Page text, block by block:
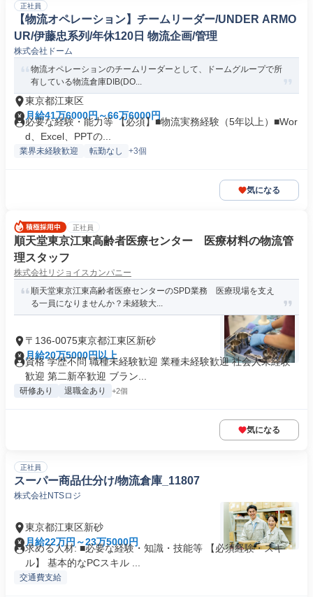
正社員
【物流オペレーション】チームリーダー/UNDER ARMO
UR/伊藤忠系列/年休120日 物流企画/管理
株式会社ドーム
物流オペレーションのチームリーダーとして、ドームグループで所
有している物流倉庫DIB(DO...
東京都江東区
月給41万6000円～66万6000円
必要な経験・能力等 【必須】■物流実務経験（5年以上）■Wor
d、Excel、PPTの...
業界未経験歓迎 転勤なし +3個
気になる
正社員
順天堂東京江東高齢者医療センター 医療材料の物流管
理スタッフ
株式会社リジョイスカンパニー
順天堂東京江東高齢者医療センターのSPD業務 医療現場を支え
る一員になりませんか？未経験大...
〒136-0075東京都江東区新砂
月給20万5000円以上
資格 学歴不問 職種未経験歓迎 業種未経験歓迎 社会人未経験
歓迎 第二新卒歓迎 ブラン...
研修あり 退職金あり +2個
気になる
正社員
スーパー商品仕分け/物流倉庫_11807
株式会社NTSロジ
東京都江東区新砂
月給22万円～23万5000円
求める人材: ■必要な経験・知識・技能等 【必須経験・スキ
ル】 基本的なPCスキル ...
交通費支給